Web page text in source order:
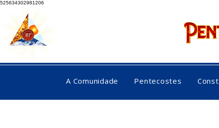
525634302981206
A Comunidade Pentecostes